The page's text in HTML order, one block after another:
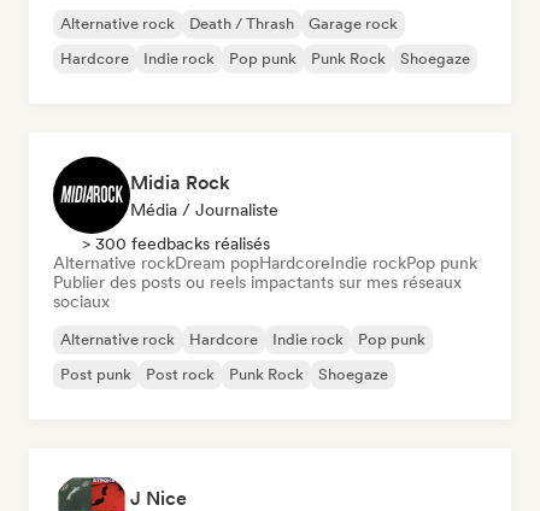
Alternative rock Death / Thrash
Garage rock
Hardcore
Indie rock Pop punk Punk Rock Shoegaze
Midia Rock
Média / Journaliste
> 300 feedbacks réalisés
Alternative rockDream popHardcoreIndie rockPop punk
Publier des posts ou reels impactants sur mes réseaux
sociaux
Alternative rock Hardcore Indie rock
Pop punk
Post punk
Post rock Punk Rock Shoegaze
J Nice